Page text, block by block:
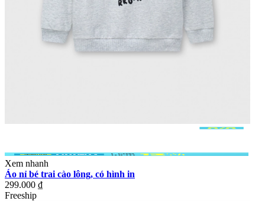
Xem nhanh
Áo nỉ bé trai cào lông, có hình in
299.000 ₫
Freeship